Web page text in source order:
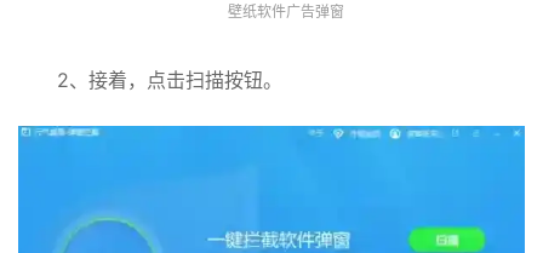
壁纸软件广告弹窗
2、接着，点击扫描按钮。